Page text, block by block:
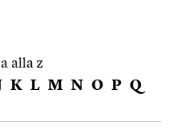
alla z
K L M N O P Q